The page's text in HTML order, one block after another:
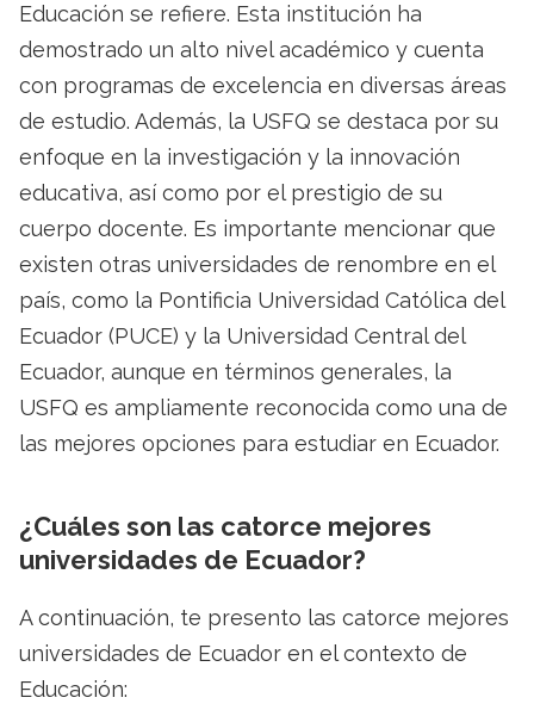
Educación se refiere. Esta institución ha
demostrado un alto nivel académico y cuenta
con programas de excelencia en diversas áreas
de estudio. Además, la USFQ se destaca por su
enfoque en la investigación y la innovación
educativa, así como por el prestigio de su
cuerpo docente. Es importante mencionar que
existen otras universidades de renombre en el
país, como la Pontificia Universidad Católica del
Ecuador (PUCE) y la Universidad Central del
Ecuador, aunque en términos generales, la
USFQ es ampliamente reconocida como una de
las mejores opciones para estudiar en Ecuador.
¿Cuáles son las catorce mejores
universidades de Ecuador?
A continuación, te presento las catorce mejores
universidades de Ecuador en el contexto de
Educación: